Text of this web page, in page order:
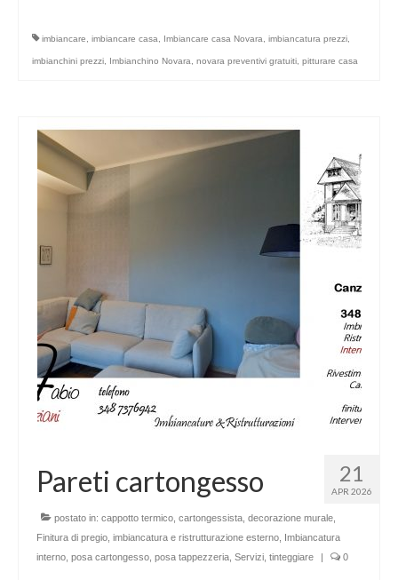
imbiancare, imbiancare casa, Imbiancare casa Novara, imbiancatura prezzi,
imbianchini prezzi, Imbianchino Novara, novara preventivi gratuiti, pitturare casa
21
APR 2026
Pareti cartongesso
postato in: cappotto termico, cartongessista, decorazione murale,
Finitura di pregio, imbiancatura e ristrutturazione esterno, Imbiancatura
interno, posa cartongesso, posa tappezzeria, Servizi, tinteggiare 0